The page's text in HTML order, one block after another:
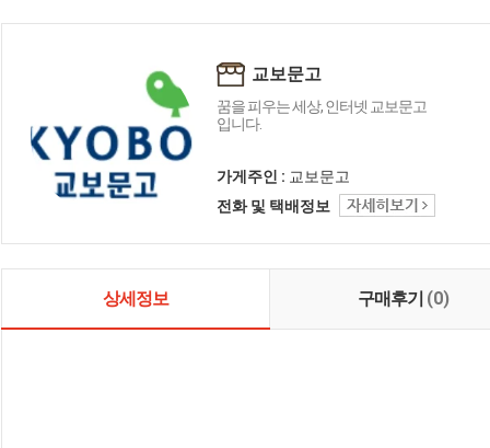
교보문고
꿈을 피우는 세상, 인터넷 교보문고
입니다.
가게주인 : 교보문고
전화 및 택배정보
상세정보 구매후기 (0)